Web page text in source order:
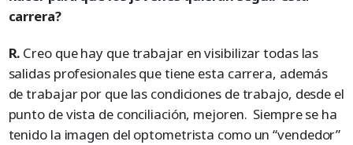
carrera?
R. Creo que hay que trabajar en visibilizar todas las
salidas profesionales que tiene esta carrera, además
de trabajar por que las condiciones de trabajo, desde el
punto de vista de conciliación, mejoren. Siempre se ha
tenido la imagen del optometrista como un “vendedor”